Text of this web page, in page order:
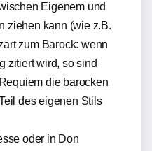
Eigenem und
ziehen kann (wie z.B.
zum Barock: wenn
zitiert wird, so sind
die barocken
des eigenen Stils
oder in Don